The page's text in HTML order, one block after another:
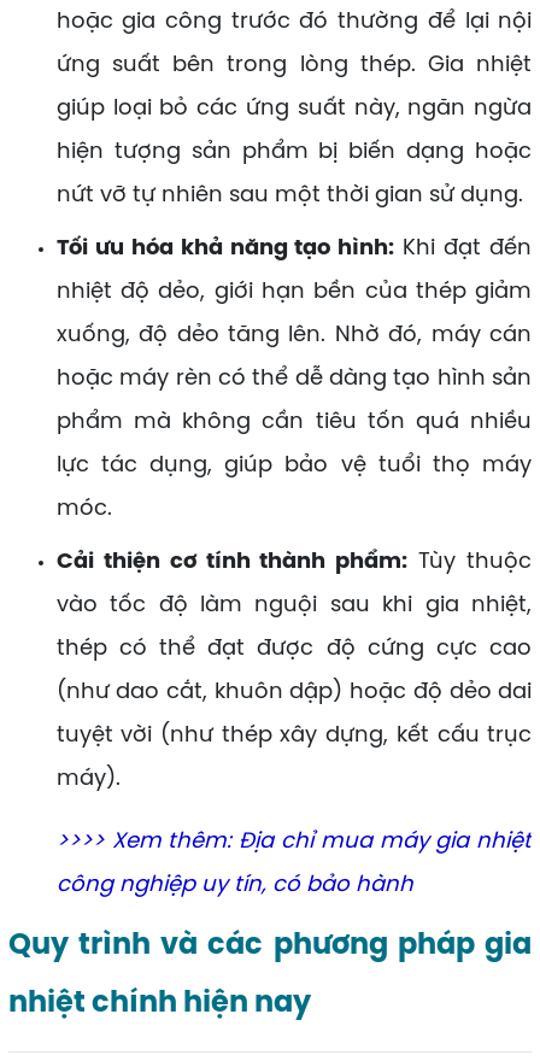
hoặc gia công trước đó thường để lại nội
ứng suất bên trong lòng thép. Gia nhiệt
giúp loại bỏ các ứng suất này, ngăn ngừa
hiện tượng sản phẩm bị biến dạng hoặc
nứt vỡ tự nhiên sau một thời gian sử dụng.
Tối ưu hóa khả năng tạo hình: Khi đạt đến
nhiệt độ dẻo, giới hạn bền của thép giảm
xuống, độ dẻo tăng lên. Nhờ đó, máy cán
hoặc máy rèn có thể dễ dàng tạo hình sản
phẩm mà không cần tiêu tốn quá nhiều
lực tác dụng, giúp bảo vệ tuổi thọ máy
móc.
Cải thiện cơ tính thành phẩm: Tùy thuộc
vào tốc độ làm nguội sau khi gia nhiệt,
thép có thể đạt được độ cứng cực cao
(như dao cắt, khuôn dập) hoặc độ dẻo dai
tuyệt vời (như thép xây dựng, kết cấu trục
máy).
>>>> Xem thêm: Địa chỉ mua máy gia nhiệt
công nghiệp uy tín, có bảo hành
Quy trình và các phương pháp gia
nhiệt chính hiện nay